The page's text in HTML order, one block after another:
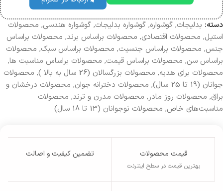
دسته: بدلیجات, گوشواره‌, گوشواره بدلیجات, گوشواره هندسی, محصولات
استیل, محصولات اقتصادی, محصولات براساس برند, محصولات براساس
جنس, محصولات براساس جنسیت, محصولات بر‌اساس سبک, محصولات
براساس سن, محصولات براساس قیمت, محصولات براساس مناسبت ها,
محصولات برای هدیه, محصولات بزرگسالان (26 سال به بالا ) , محصولات
جوانان (19 تا 25 سال)
, محصولات دخترانه جوان, محصولات درخشان و
براق, محصولات روز مادر, محصولات مدرن و ترند, محصولات
مناسبت‌های خاص, محصولات نوجوانان (13 تا 18 سال)
قیمت محصولات
بهترین قیمت در سطح اینترنت
تضمین کیفیت و اصالت